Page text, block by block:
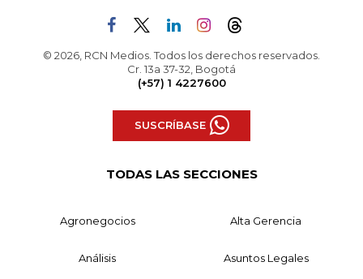
© 2026, RCN Medios. Todos los derechos reservados.
Cr. 13a 37-32, Bogotá
(+57) 1 4227600
SUSCRÍBASE
TODAS LAS SECCIONES
Agronegocios Alta Gerencia
Análisis Asuntos Legales